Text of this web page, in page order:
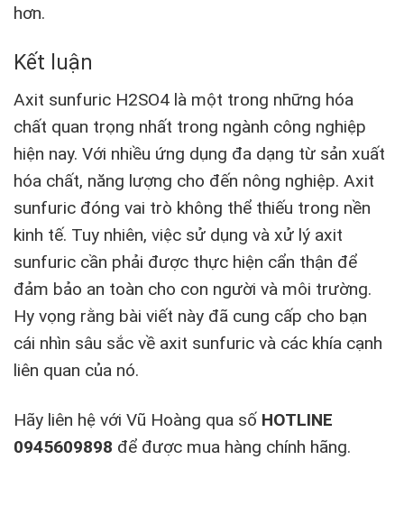
hơn.
Kết luận
Axit sunfuric H2SO4 là một trong những hóa
chất quan trọng nhất trong ngành công nghiệp
hiện nay. Với nhiều ứng dụng đa dạng từ sản xuất
hóa chất, năng lượng cho đến nông nghiệp. Axit
sunfuric đóng vai trò không thể thiếu trong nền
kinh tế. Tuy nhiên, việc sử dụng và xử lý axit
sunfuric cần phải được thực hiện cẩn thận để
đảm bảo an toàn cho con người và môi trường.
Hy vọng rằng bài viết này đã cung cấp cho bạn
cái nhìn sâu sắc về axit sunfuric và các khía cạnh
liên quan của nó.
Hãy liên hệ với Vũ Hoàng qua số HOTLINE
0945609898 để được mua hàng chính hãng.